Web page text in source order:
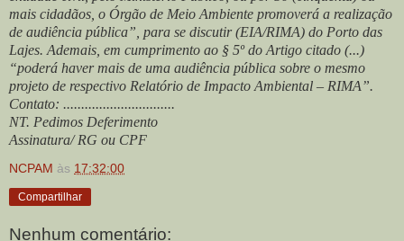
mais cidadãos, o Órgão de Meio Ambiente promoverá a realização
de audiência pública”, para se discutir (EIA/RIMA) do Porto das
Lajes. Ademais, em cumprimento ao § 5º do Artigo citado (...)
“poderá haver mais de uma audiência pública sobre o mesmo
projeto de respectivo Relatório de Impacto Ambiental – RIMA”.
Contato: ...............................
NT. Pedimos Deferimento
Assinatura/ RG ou CPF
NCPAM às 17:32:00
Compartilhar
Nenhum comentário: